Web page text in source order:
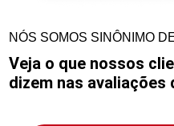
NÓS SOMOS SINÔNIMO
Veja o que nossos
dizem nas avaliações